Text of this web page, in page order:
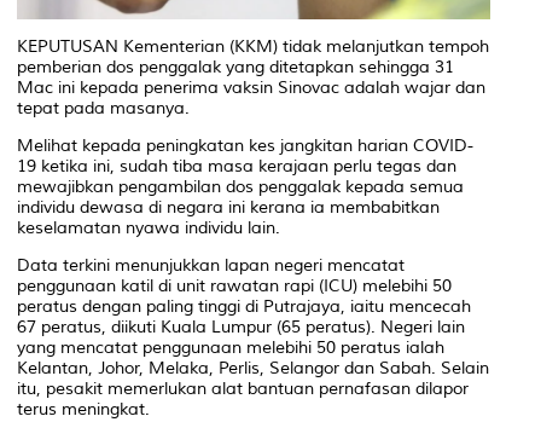
KEPUTUSAN Kementerian (KKM) tidak melanjutkan tempoh
pemberian dos penggalak yang ditetapkan sehingga 31
Mac ini kepada penerima vaksin Sinovac adalah wajar dan
tepat pada masanya.
Melihat kepada peningkatan kes jangkitan harian COVID-
19 ketika ini, sudah tiba masa kerajaan perlu tegas dan
mewajibkan pengambilan dos penggalak kepada semua
individu dewasa di negara ini kerana ia membabitkan
keselamatan nyawa individu lain.
Data terkini menunjukkan lapan negeri mencatat
penggunaan katil di unit rawatan rapi (ICU) melebihi 50
peratus dengan paling tinggi di Putrajaya, iaitu mencecah
67 peratus, diikuti Kuala Lumpur (65 peratus). Negeri lain
yang mencatat penggunaan melebihi 50 peratus ialah
Kelantan, Johor, Melaka, Perlis, Selangor dan Sabah. Selain
itu, pesakit memerlukan alat bantuan pernafasan dilapor
terus meningkat.